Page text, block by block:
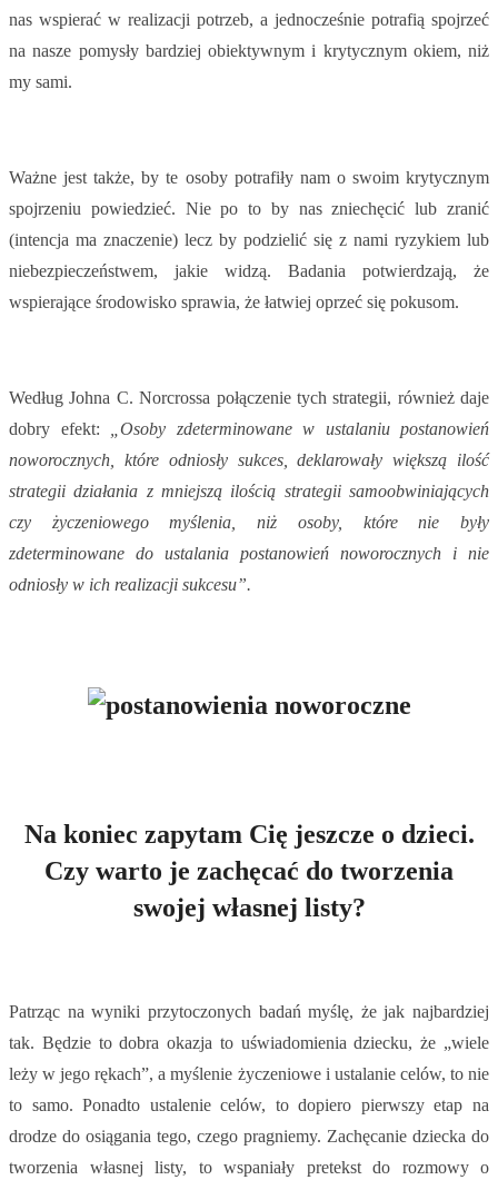
nas wspierać w realizacji potrzeb, a jednocześnie potrafią spojrzeć
na nasze pomysły bardziej obiektywnym i krytycznym okiem, niż
my sami.
Ważne jest także, by te osoby potrafiły nam o swoim krytycznym
spojrzeniu powiedzieć. Nie po to by nas zniechęcić lub zranić
(intencja ma znaczenie) lecz by podzielić się z nami ryzykiem lub
niebezpieczeństwem, jakie widzą. Badania potwierdzają, że
wspierające środowisko sprawia, że łatwiej oprzeć się pokusom.
Według Johna C. Norcrossa połączenie tych strategii, również daje
dobry efekt:
„Osoby zdeterminowane w ustalaniu postanowień
noworocznych, które odniosły sukces, deklarowały większą ilość
strategii działania z mniejszą ilością strategii samoobwiniających
czy życzeniowego myślenia, niż osoby, które nie były
zdeterminowane do ustalania postanowień noworocznych i nie
odniosły w ich realizacji sukcesu”.
Na koniec zapytam Cię jeszcze o dzieci.
Czy warto je zachęcać do tworzenia
swojej własnej listy?
Patrząc na wyniki przytoczonych badań myślę, że jak najbardziej
tak. Będzie to dobra okazja to uświadomienia dziecku, że „wiele
leży w jego rękach”, a myślenie życzeniowe i ustalanie celów, to nie
to samo. Ponadto ustalenie celów, to dopiero pierwszy etap na
drodze do osiągania tego, czego pragniemy. Zachęcanie dziecka do
tworzenia własnej listy, to wspaniały pretekst do rozmowy o